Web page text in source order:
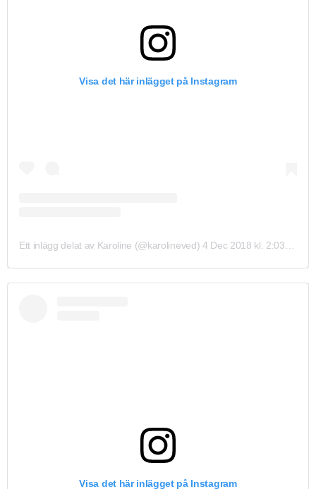
Visa det här inlägget på Instagram
Ett inlägg delat av Karoline (@karolineved) 4 Dec 2018 kl. 2:03 PST
Visa det här inlägget på Instagram